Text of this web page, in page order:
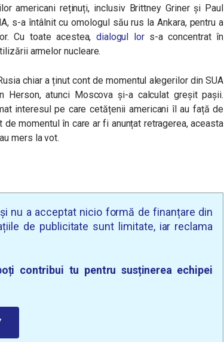
americani reținuți, inclusiv Brittney Griner și Paul
s-a întâlnit cu omologul său rus la Ankara, pentru a
Cu toate acestea, dialogul lor s-a concentrat în
armelor nucleare.
chiar a ținut cont de momentul alegerilor din SUA
Herson, atunci Moscova și-a calculat greșit pașii.
interesul pe care cetățenii americani îl au față de
momentul în care ar fi anunțat retragerea, aceasta
mers la vot.
nu a acceptat nicio formă de finanțare din
de publicitate sunt limitate, iar reclama
contribui tu pentru susținerea echipei